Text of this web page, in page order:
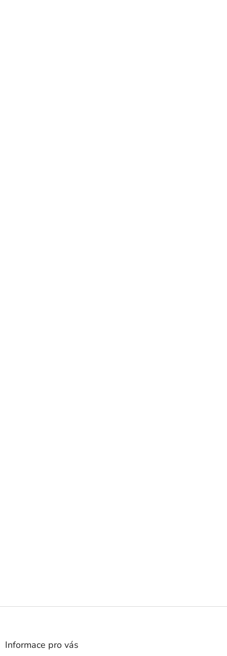
Z
Informace pro vás